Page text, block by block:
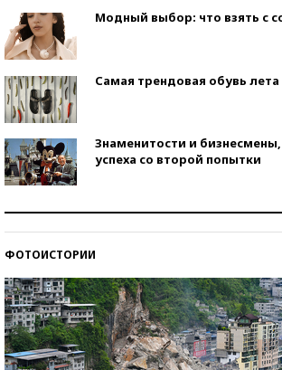
Модный выбор: что взять с
Самая трендовая обувь лета
Знаменитости и
успеха со второй попытки
ФОТОИСТОРИИ